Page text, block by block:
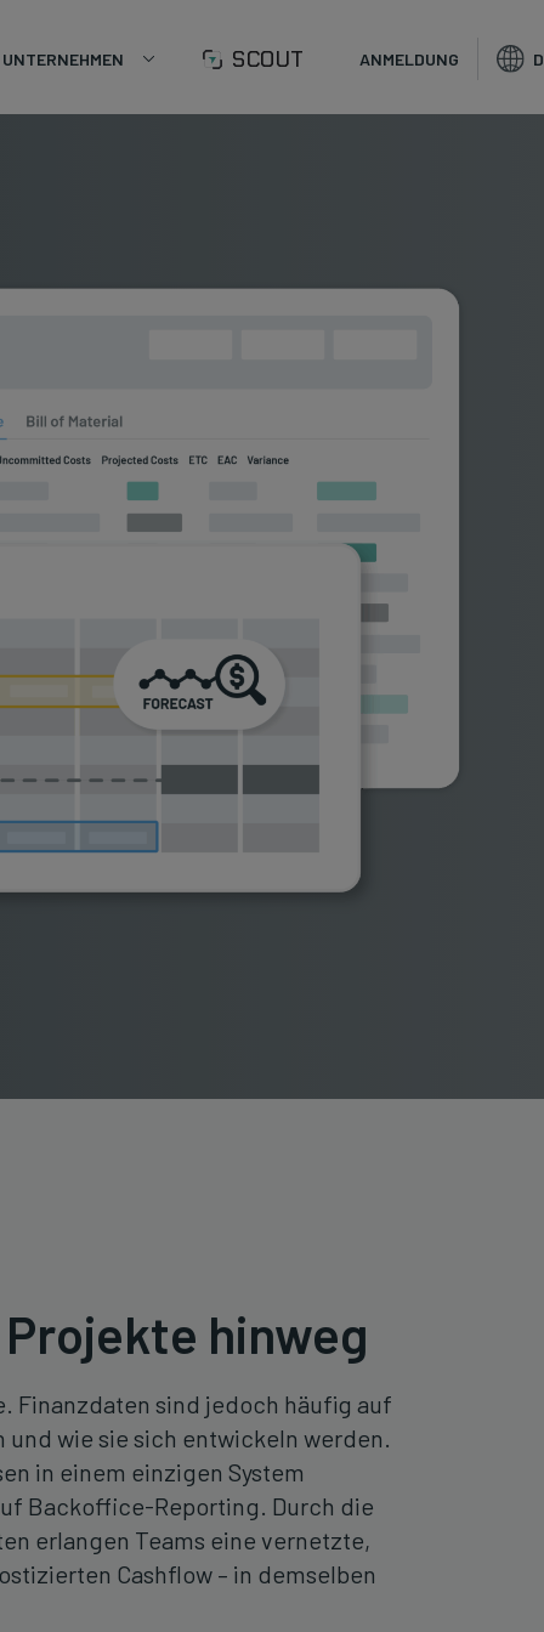
UNTERNEHMEN SCOUT ANMELDUNG
hinweg
Finanzdaten sind jedoch häufig auf
wie sie sich entwickeln werden.
in einem einzigen System
Backoffice-Reporting. Durch die
erlangen Teams eine vernetzte,
Cashflow – in demselben